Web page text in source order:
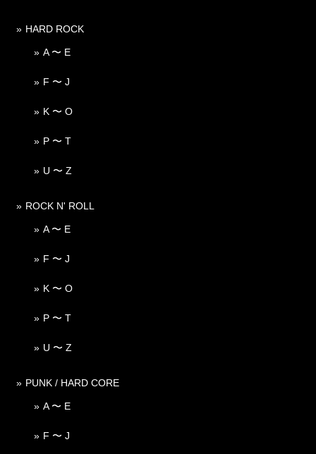
HARD ROCK
A 〜 E
F 〜 J
K 〜 O
P 〜 T
U 〜 Z
ROCK N' ROLL
A 〜 E
F 〜 J
K 〜 O
P 〜 T
U 〜 Z
PUNK / HARD CORE
A 〜 E
F 〜 J